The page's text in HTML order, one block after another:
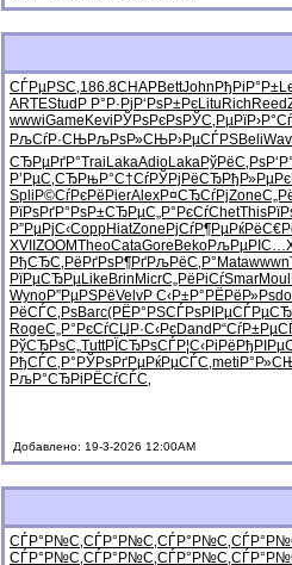
СЃРµРЅС‚186.8CHAPBettJohn РђРіР°Р±
ARTEStud Р Р°Р·Рј Р‘РѕР±РєLitu Rich Reed
wwwiGame Kevi РЎРѕРєРѕРЎС‚РµРї
РљСѓР·СЊРљРѕР»СЊР›РµСЃРЅBeli
СЂРµРґР°Trai LakaAdioLakaРўРёС‚Рѕ
Р’РµС‚СЂРњР°С†СѓРЎРјРёСЂРђР»РµРє
Spli Р©СѓРєРё PierAlexР¤СЂСѓРјZone
РїРѕРґР° РѕР±СЂРµС„Р°РєСѓChetThis
Р”РµРјС‹CoppHiatZone РјСѓР¶Рµ
XVII ZOOMTheoCataGore BekoРљРµРІС…
РђСЂС‚Рё РґРѕР¶РґРљРёС‚Р° Matawwwn
РїРµСЂРµLike Brin MicrС„РёРіСѓSmarMoul
WynoР”РµРЅРёVelvР С‹Р±Р° РЁРёР»Рѕ
РёСЃС‚РѕBarc(РЁР°РЅСЃРѕРІРµ
RogeС„Р°РєСѓСЏР·С‹РєDand Р“СѓР±Рµ
РўСЂРѕС„TuttРЇСЂРѕСЃР¦С‹РіРё
РђСЃС‚Р° РЎРѕРґРµРќРµСЃС‚meti
РљР°СЂРі РЁСѓСЃС‚
Добавлено: 19-3-2026 12:00AM
СЃР°Р№С‚СЃР°Р№С‚СЃР°Р№С‚
СЃР°Р№С‚СЃР°Р№С‚СЃР°Р№С‚